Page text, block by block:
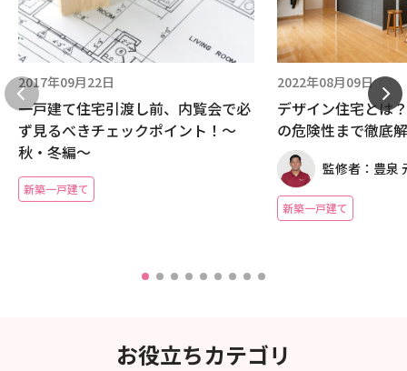
2017年09月22日
一戸建て住宅引渡し前、内覧会で必
ず見るべきチェックポイント！～
秋・冬編～
新築一戸建て
2022年08月09日
デザイン住宅とは
の危険性まで徹底
監修者：豊泉
新築一戸建て
お役立ちカテゴリ